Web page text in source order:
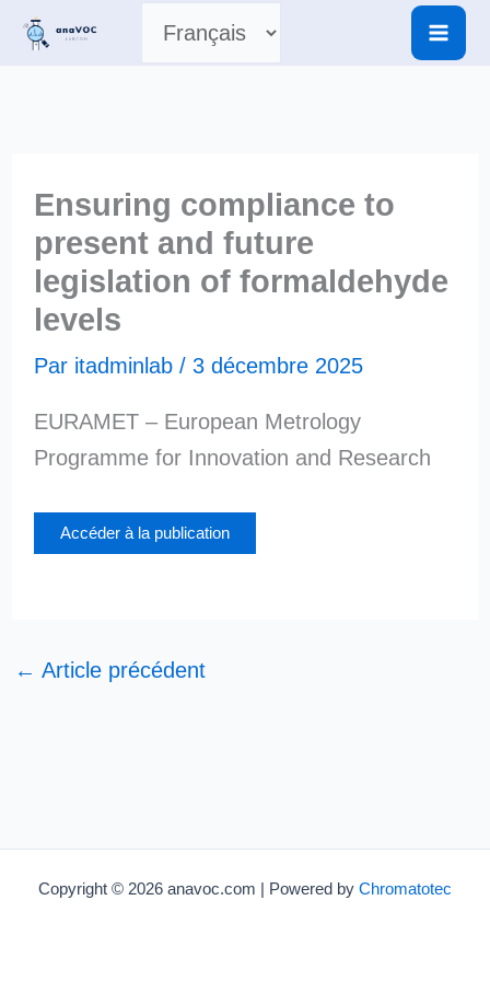
Aller
Choisir
Ensuring compliance to
present and future
legislation of formaldehyde
levels
Par itadminlab / 3 décembre 2025
EURAMET – European Metrology
Programme for Innovation and Research
Accéder à la publication
← Article précédent
Copyright © 2026 anavoc.com | Powered by Chromatotec